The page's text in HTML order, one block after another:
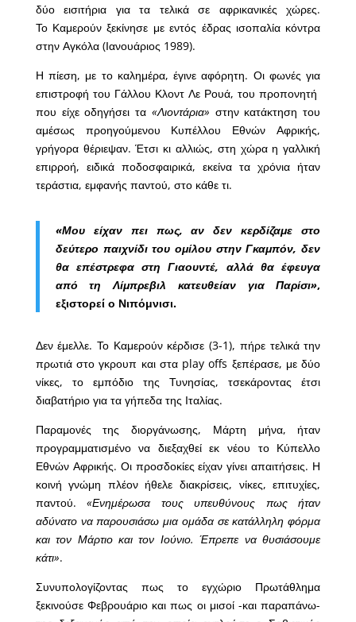
δύο εισιτήρια για τα τελικά σε αφρικανικές χώρες.
Το Καμερούν ξεκίνησε με εντός έδρας ισοπαλία κόντρα
στην Αγκόλα (Ιανουάριος 1989).
Η πίεση, με το καλημέρα, έγινε αφόρητη. Οι φωνές για
επιστροφή του Γάλλου Κλοντ Λε Ρουά, του προπονητή
που είχε οδηγήσει τα «Λιοντάρια» στην κατάκτηση του
αμέσως προηγούμενου Κυπέλλου Εθνών Αφρικής,
γρήγορα θέριεψαν. Έτσι κι αλλιώς, στη χώρα η γαλλική
επιρροή, ειδικά ποδοσφαιρικά, εκείνα τα χρόνια ήταν
τεράστια, εμφανής παντού, στο κάθε τι.
«Μου είχαν πει πως, αν δεν κερδίζαμε στο
δεύτερο παιχνίδι του ομίλου στην Γκαμπόν, δεν
θα επέστρεφα στη Γιαουντέ, αλλά θα έφευγα
από τη Λίμπρεβιλ κατευθείαν για Παρίσι»,
εξιστορεί ο Νιπόμνισι.
Δεν έμελλε. Το Καμερούν κέρδισε (3-1), πήρε τελικά την
πρωτιά στο γκρουπ και στα play offs ξεπέρασε, με δύο
νίκες, το εμπόδιο της Τυνησίας, τσεκάροντας έτσι
διαβατήριο για τα γήπεδα της Ιταλίας.
Παραμονές της διοργάνωσης, Μάρτη μήνα, ήταν
προγραμματισμένο να διεξαχθεί εκ νέου το Κύπελλο
Εθνών Αφρικής. Οι προσδοκίες είχαν γίνει απαιτήσεις. Η
κοινή γνώμη πλέον ήθελε διακρίσεις, νίκες, επιτυχίες,
παντού.«Ενημέρωσα τους υπευθύνους πως ήταν
αδύνατο να παρουσιάσω μια ομάδα σε κατάλληλη φόρμα
και τον Μάρτιο και τον Ιούνιο. Έπρεπε να θυσιάσουμε
κάτι».
Συνυπολογίζοντας πως το εγχώριο Πρωτάθλημα
ξεκινούσε Φεβρουάριο και πως οι μισοί -και παραπάνω-